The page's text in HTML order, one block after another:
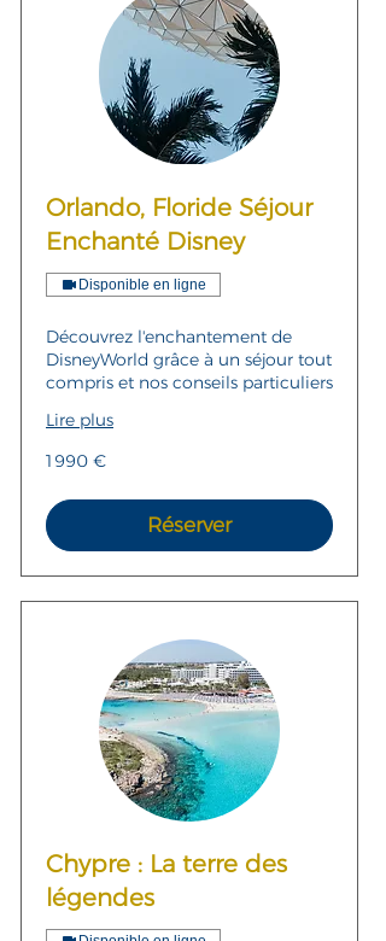
Orlando, Floride Séjour
Enchanté Disney
Disponible en ligne
Découvrez l'enchantement de
DisneyWorld grâce à un séjour tout
compris et nos conseils particuliers
Lire plus
1 990
euros
1 990 €
Réserver
Chypre : La terre des
légendes